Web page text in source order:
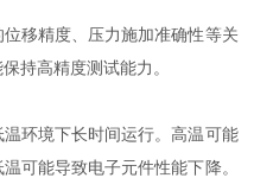
移精度、压力施加准确性等关
持高精度测试能力。
环境下长时间运行。高温可能
可能导致电子元件性能下降。